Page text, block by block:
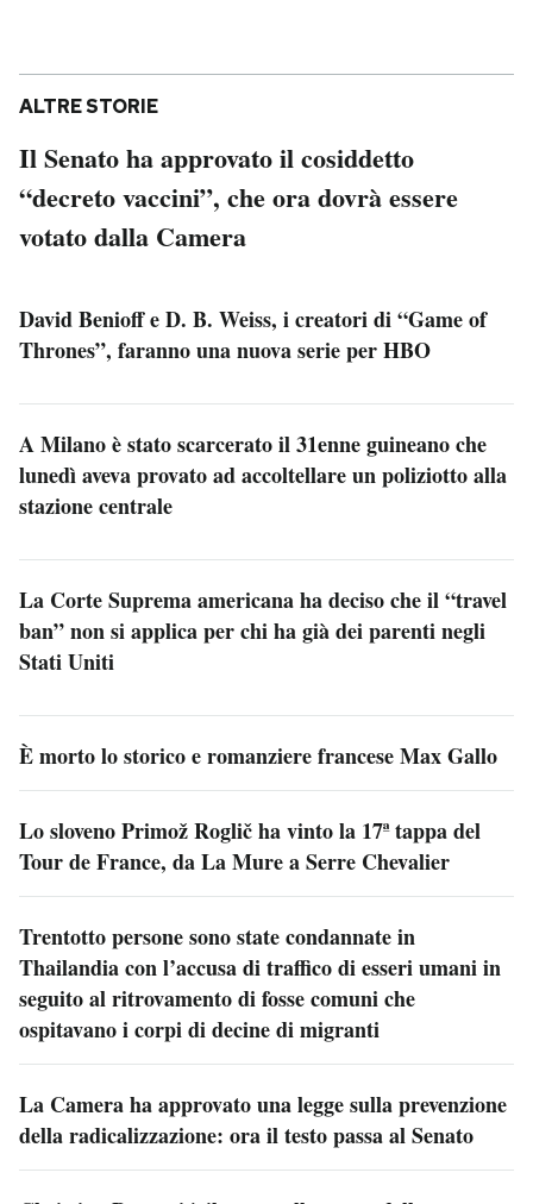
ALTRE STORIE
Il Senato ha approvato il cosiddetto
“decreto vaccini”, che ora dovrà essere
votato dalla Camera
David Benioff e D. B. Weiss, i creatori di “Game of
Thrones”, faranno una nuova serie per HBO
A Milano è stato scarcerato il 31enne guineano che
lunedì aveva provato ad accoltellare un poliziotto alla
stazione centrale
La Corte Suprema americana ha deciso che il “travel
ban” non si applica per chi ha già dei parenti negli
Stati Uniti
È morto lo storico e romanziere francese Max Gallo
Lo sloveno Primož Roglič ha vinto la 17ª tappa del
Tour de France, da La Mure a Serre Chevalier
Trentotto persone sono state condannate in
Thailandia con l’accusa di traffico di esseri umani in
seguito al ritrovamento di fosse comuni che
ospitavano i corpi di decine di migranti
La Camera ha approvato una legge sulla prevenzione
della radicalizzazione: ora il testo passa al Senato